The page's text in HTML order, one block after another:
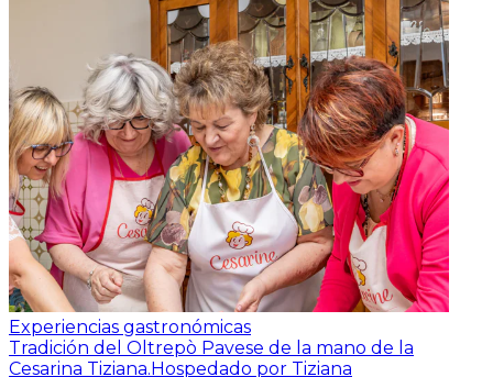
Experiencias gastronómicas
Tradición del Oltrepò Pavese de la mano de la
Cesarina Tiziana.Hospedado por Tiziana